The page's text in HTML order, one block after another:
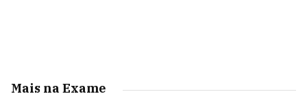
Mais na Exame